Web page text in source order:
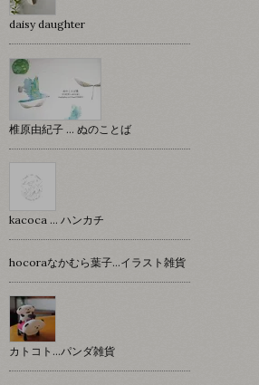
daisy daughter
椎原由紀子 ... ぬのことば
kacoca ... ハンカチ
hocoraなかむら葉子…イラスト雑貨
カトコト…パンダ雑貨